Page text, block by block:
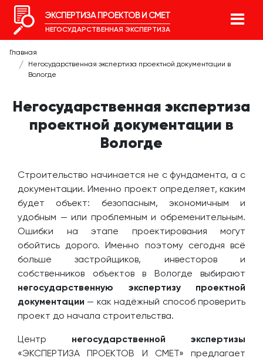
ЭКСПЕРТИЗА ПРОЕКТОВ И СМЕТ
НЕГОСУДАРСТВЕННАЯ ЭКСПЕРТИЗА
Главная
Негосударственная экспертиза проектной документации в
Вологде
Негосударственная экспертиза
проектной документации в
Вологде
Строительство начинается не с фундамента, а с
документации. Именно проект определяет, каким
будет объект: безопасным, экономичным и
удобным — или проблемным и обременительным.
Ошибки на этапе проектирования могут
обойтись дорого. Именно поэтому сегодня всё
больше застройщиков, инвесторов и
собственников объектов в Вологде выбирают
негосударственную экспертизу проектной
документации — как надёжный способ проверить
проект до начала строительства.
Центр негосударственной экспертизы
«ЭКСПЕРТИЗА ПРОЕКТОВ И СМЕТ» предлагает